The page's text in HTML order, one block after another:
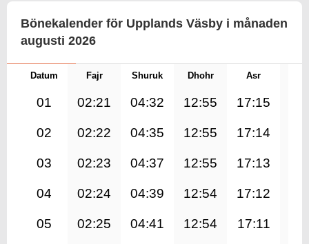
Bönekalender för Upplands Väsby i månaden
augusti 2026
Datum Fajr Shuruk Dhohr Asr
01 02:21 04:32 12:55 17:15
02 02:22 04:35 12:55 17:14
03 02:23 04:37 12:55 17:13
04 02:24 04:39 12:54 17:12
05 02:25 04:41 12:54 17:11